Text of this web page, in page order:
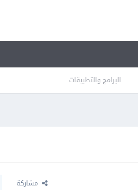
البرامج والتطبيقات
مشاركة